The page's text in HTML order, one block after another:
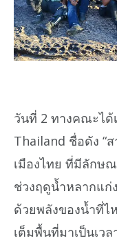
วันที่ 2 ทางคณะได้
Thailand ชื่อดัง “
เมืองไทย ที่มีลักษ
ช่วงฤดูน้ำหลากแก่
ด้วยพลังของน้ำที่ไ
เต็มพื้นที่มาเป็นเว